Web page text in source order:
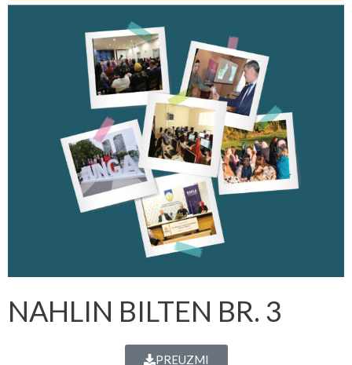
NAHLIN BILTEN BR. 3
PREUZMI